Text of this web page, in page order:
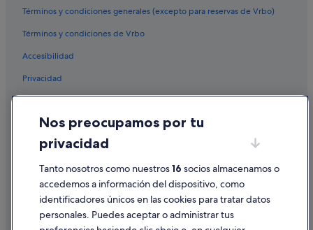
Términos y condiciones generales (excepto para reservas de Vrbo)
Términos y condiciones de Vrbo
Accesibilidad
Privacidad
Condiciones de uso
Información legal/contacto
Pautas sobre el contenido y cómo denunciar contenido
Ayuda
Nos preocupamos por tu
privacidad
Tanto nosotros como nuestros16 socios almacenamos o
accedemos a información del dispositivo, como
identificadores únicos en las cookies para tratar datos
personales. Puedes aceptar o administrar tus